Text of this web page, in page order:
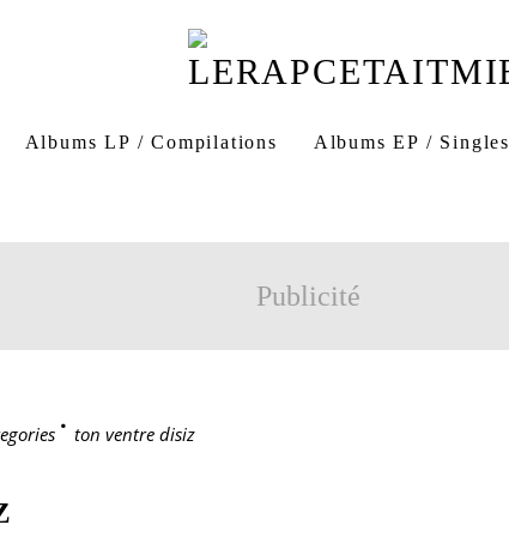
Albums LP / Compilations Albums EP / Singles
Publicité
> ton ventre disiz